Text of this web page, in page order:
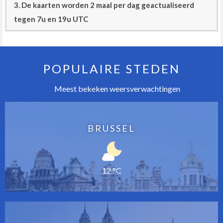
3. De kaarten worden 2 maal per dag geactualiseerd
tegen 7u en 19u UTC
POPULAIRE STEDEN
Meest bekeken weersverwachtingen
BRUSSEL
12 °C